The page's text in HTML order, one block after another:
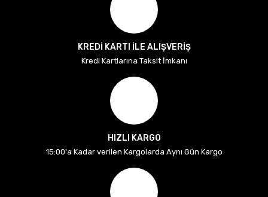
KREDİ KARTI İLE ALIŞVERİŞ
Kredi Kartlarına Taksit İmkanı
HIZLI KARGO
15:00'a Kadar verilen Kargolarda Aynı Gün Kargo